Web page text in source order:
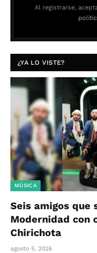
Al registrarse,
¿YA LO VISTE?
MÚSICA
Seis amigos que
Modernidad con
Chirichota
agosto 5, 2026